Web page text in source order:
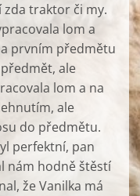
zda traktor či my.
lom a
prvním předmětu
ale
lom a na
ale
do předmětu.
perfektní, pan
nám hodně štěstí
že Vanilka má